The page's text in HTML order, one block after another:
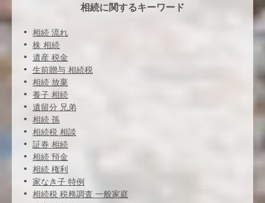
相続に関するキーワード
相続 流れ
株 相続
遺産 税金
生前贈与 相続税
相続 放棄
養子 相続
遺留分 兄弟
相続 孫
相続税 相談
証券 相続
相続 預金
相続 権利
家なき子 特例
相続税 税務調査 一般家庭